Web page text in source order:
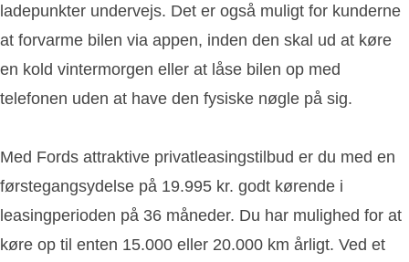
ladepunkter undervejs. Det er også muligt for kunderne
at forvarme bilen via appen, inden den skal ud at køre
en kold vintermorgen eller at låse bilen op med
telefonen uden at have den fysiske nøgle på sig.
Med Fords attraktive privatleasingstilbud er du med en
førstegangsydelse på 19.995 kr. godt kørende i
leasingperioden på 36 måneder. Du har mulighed for at
køre op til enten 15.000 eller 20.000 km årligt. Ved et